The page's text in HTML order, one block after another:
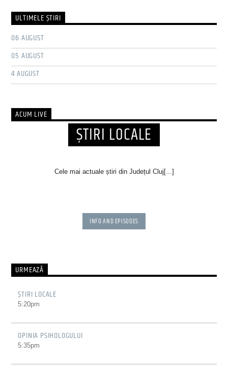
ULTIMELE ŞTIRI
06 AUGUST
05 AUGUST
4 AUGUST
ACUM LIVE
ȘTIRI LOCALE
Cele mai actuale știri din Județul Cluj[...]
INFO AND EPISODES
URMEAZĂ
ȘTIRI LOCALE
5:20pm
OPINIA PSIHOLOGULUI
5:35pm